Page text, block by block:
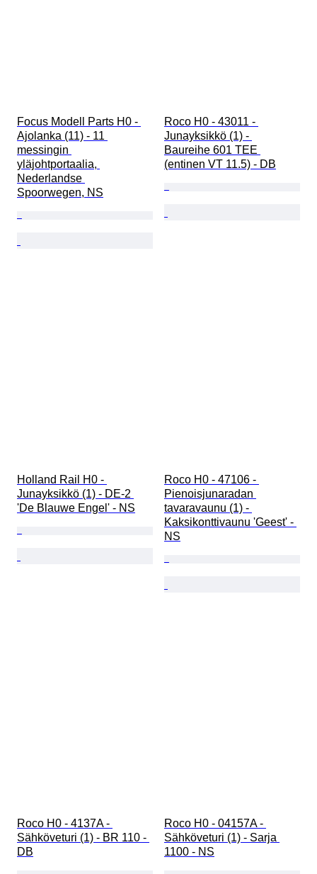
Focus Modell Parts H0 -
Ajolanka (11) - 11
messingin
yläjohtportaalia,
Nederlandse
Spoorwegen, NS
Roco H0 - 43011 -
Junayksikkö (1) -
Baureihe 601 TEE
(entinen VT 11.5) - DB
Holland Rail H0 -
Junayksikkö (1) - DE-2
'De Blauwe Engel' - NS
Roco H0 - 47106 -
Pienoisjunaradan
tavaravaunu (1) -
Kaksikonttivaunu 'Geest' -
NS
Roco H0 - 4137A -
Sähköveturi (1) - BR 110 -
DB
Roco H0 - 04157A -
Sähköveturi (1) - Sarja
1100 - NS